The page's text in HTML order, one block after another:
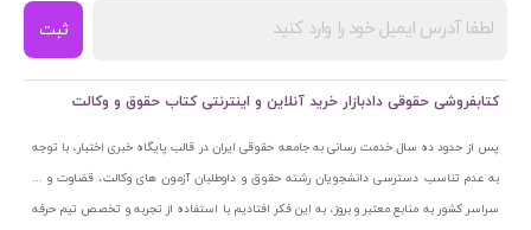
ثبت
کتابفروشی حقوقی دادبازار خرید آنلاین و اینترنتی کتاب حقوق و وکالت
پس از حدود ده سال خدمت رسانی به جامعه حقوقی ایران در قالب پایگاه خبری اختبار، با توجه
به عدم تناسب دسترسی دانشجویان رشته حقوق و داوطلبان آزمون های وکالت، قضاوت و ...
سراسر کشور به منابع معتبر و بروز، به این فکر افتادیم با استفاده از تجربه و تخصص تیم حرفه